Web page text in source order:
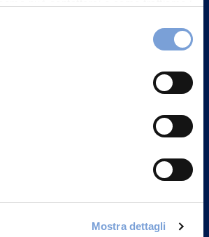
del sito nella sezione "Informativa
Mostra dettagli